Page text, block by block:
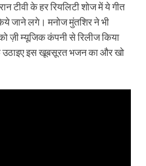
टीवी के हर रियलिटी शोज में ये गीत
जाने लगे। मनोज मुंतशिर ने भी
ज़ी म्यूजिक कंपनी से रिलीज किया
उठाइए इस खूबसूरत भजन का और खो